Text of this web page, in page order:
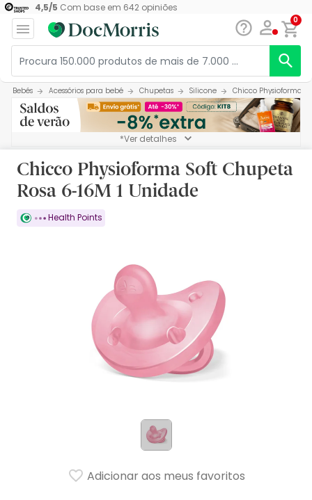
4,5/5 Com base em 642opiniões
0
Bebés Acessórios para bebé Chupetas Silicone Chicco Physioforma
*Ver detalhes
Chicco Physioforma Soft Chupeta
Rosa 6-16M 1 Unidade
Health Points
Adicionar aos meus favoritos